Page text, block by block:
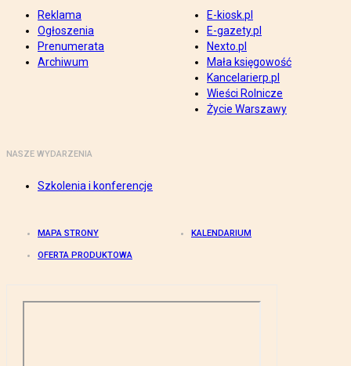
Reklama
Ogłoszenia
Prenumerata
Archiwum
E-kiosk.pl
E-gazety.pl
Nexto.pl
Mała księgowość
Kancelarierp.pl
Wieści Rolnicze
Życie Warszawy
NASZE WYDARZENIA
Szkolenia i konferencje
MAPA STRONY KALENDARIUM
OFERTA PRODUKTOWA